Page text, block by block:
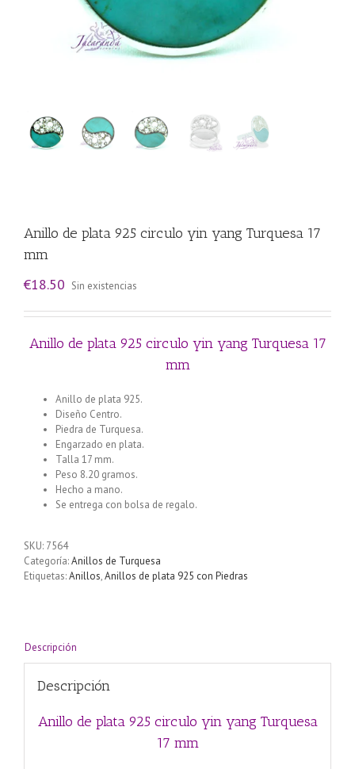
Anillo de plata 925 circulo yin yang Turquesa 17
mm
€18.50 Sin existencias
Anillo de plata 925 circulo yin yang Turquesa 17
mm
Anillo de plata 925.
Diseño Centro.
Piedra de Turquesa.
Engarzado en plata.
Talla 17 mm.
Peso 8.20 gramos.
Hecho a mano.
Se entrega con bolsa de regalo.
SKU: 7564
Categoría:Anillos de Turquesa
Etiquetas:Anillos,Anillos de plata 925 con Piedras
Descripción
Descripción
Anillo de plata 925 circulo yin yang Turquesa
17 mm